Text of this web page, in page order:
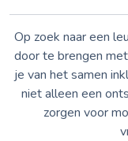
Op zoek naar een
door te brengen
je van het samen
niet alleen een
zorgen voor